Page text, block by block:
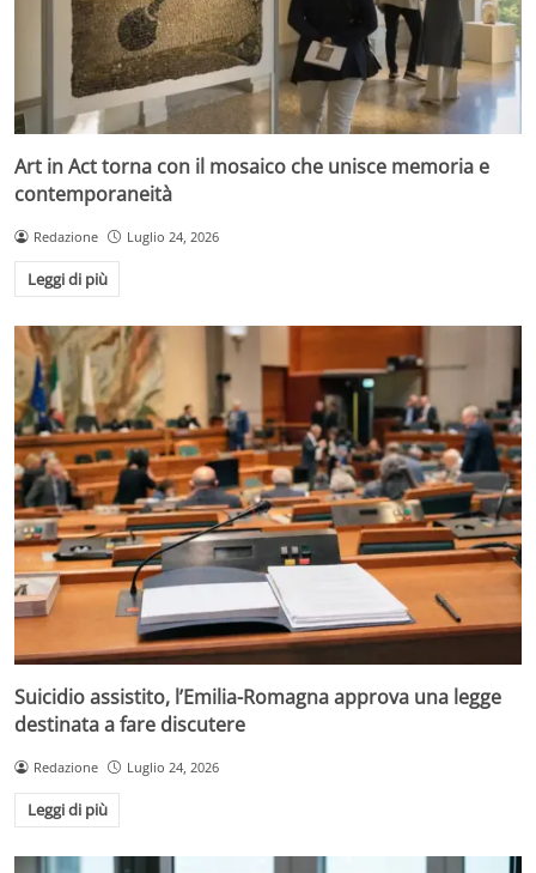
Art in Act torna con il mosaico che unisce memoria e
contemporaneità
Redazione Luglio 24, 2026
Leggi di più
Suicidio assistito, l’Emilia-Romagna approva una legge
destinata a fare discutere
Redazione Luglio 24, 2026
Leggi di più